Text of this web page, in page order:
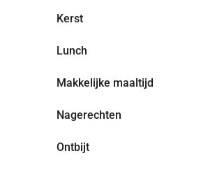
Kerst
Lunch
Makkelijke maaltijd
Nagerechten
Ontbijt